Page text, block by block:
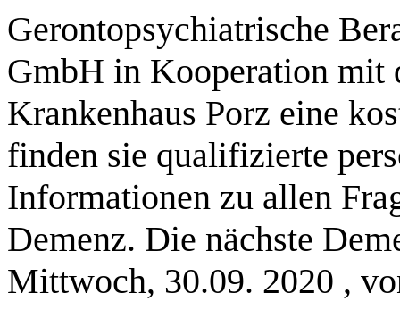
Gerontopsychiatrische
GmbH in Kooperation mit
Krankenhaus Porz eine
finden sie qualifizierte
Informationen zu allen
Demenz. Die nächste
Mittwoch, 30.09. 2020 ,